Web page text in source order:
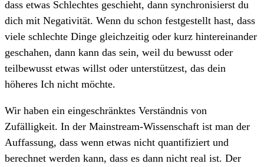
dass etwas Schlechtes geschieht, dann synchronisierst du
dich mit Negativität. Wenn du schon festgestellt hast, dass
viele schlechte Dinge gleichzeitig oder kurz hintereinander
geschahen, dann kann das sein, weil du bewusst oder
teilbewusst etwas willst oder unterstützest, das dein
höheres Ich nicht möchte.
Wir haben ein eingeschränktes Verständnis von
Zufälligkeit. In der Mainstream-Wissenschaft ist man der
Auffassung, dass wenn etwas nicht quantifiziert und
berechnet werden kann, dass es dann nicht real ist. Der